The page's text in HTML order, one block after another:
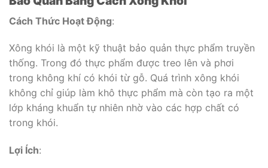
Cách Thức Hoạt Động:
Xông khói là một kỹ thuật bảo quản thực phẩm truyền
thống. Trong đó thực phẩm được treo lên và phơi
trong không khí có khói từ gỗ. Quá trình xông khói
không chỉ giúp làm khô thực phẩm mà còn tạo ra một
lớp kháng khuẩn tự nhiên nhờ vào các hợp chất có
trong khói.
Lợi Ích: